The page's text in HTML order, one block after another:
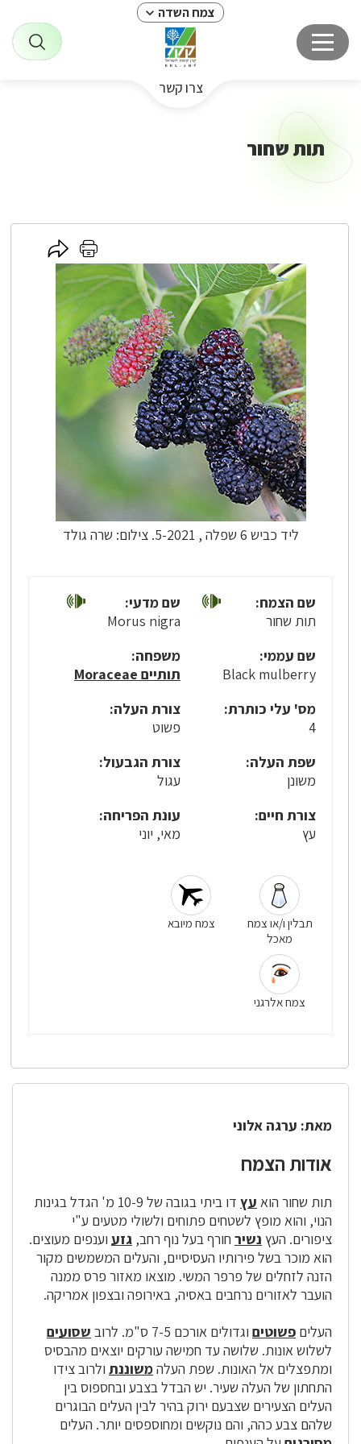
צמח השדה
צרו קשר
תות שחור
ליד כביש 6 שפלה , 5-2021. צילום: שרה גולד
לחץ
כאן
להדפסה
לחץ
כאן
לשיתוף
שם הצמח:
תות שחור
שם מדעי:
Morus nigra
שם עממי:
Black mulberry
משפחה:
תותיים Moraceae
מס' עלי כותרת:
4
צורת העלה:
פשוט
שפת העלה:
משונן
צורת הגבעול:
עגול
צורת חיים:
עץ
עונת הפריחה:
מאי, יוני
תבלין ו/או צמח
מאכל
צמח מיובא
צמח אלרגני
מאת: ערגה אלוני
אודות הצמח
תות שחור הוא עץ
דו ביתי בגובה של 10-9 מ' הגדל בגינות
הנוי, והוא מופץ לשטחים פתוחים ולשולי מטעים ע"י
ציפורים. העץ נשיר חורף בעל נוף רחב, גזע וענפים מעוצים.
הוא מוכר בשל פירותיו העסיסיים, והעלים המשמשים מקור
הזנה לזחלים של פרפר המשי. מוצאו מאזור פרס ממנה
הועבר לאזורים נרחבים באסיה, באירופה ובצפון אמריקה.
העלים פשוטים וגדולים אורכם 7-5 ס"מ. לרוב
שסועים
לשלוש אונות. שלושה עד חמישה עורקים יוצאים מהבסיס
ומתפצלים אל האונות. שפת העלהמשוננת ולרוב צידו
התחתון של העלה שעיר. יש הבדל בצבע ובחספוס בין
העלים הצעירים שצבעם ירוק בהיר לבין העלים הבוגרים
שלהם צבע כהה, והם נוקשים ומחוספסים יותר. העלים